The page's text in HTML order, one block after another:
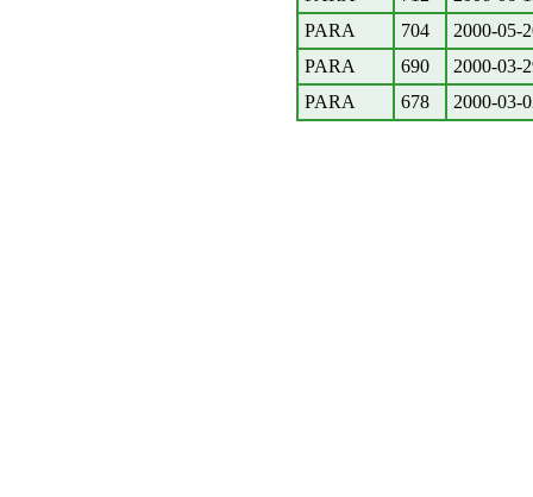
PARA
704
2000-05-
PARA
690
2000-03-
PARA
678 2000-03-